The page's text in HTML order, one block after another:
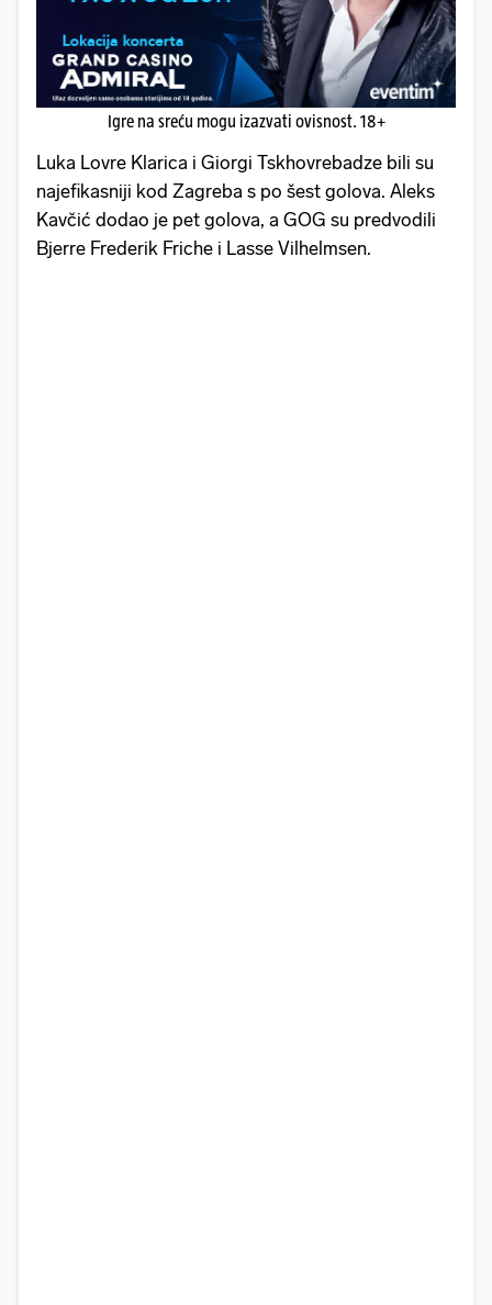
Igre na sreću mogu izazvati ovisnost. 18+
Luka Lovre Klarica i Giorgi Tskhovrebadze bili su
najefikasniji kod Zagreba s po šest golova. Aleks
Kavčić dodao je pet golova, a GOG su predvodili
Bjerre Frederik Friche i Lasse Vilhelmsen.